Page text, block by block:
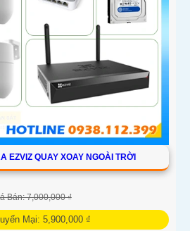
EZVIZ QUAY XOAY NGOÀI TRỜI
Bán: 7,000,000 ₫
Mại: 5,900,000 ₫